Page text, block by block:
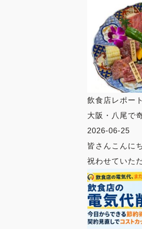
飲食店レポート
大阪・八尾で
2026-06-25
皆さんこんに
祝わせていた